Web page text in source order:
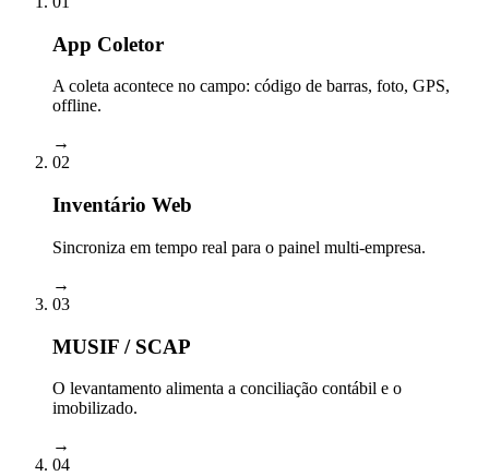
App Coletor
A coleta acontece no campo: código de barras, foto, GPS,
offline.
→
02
Inventário Web
Sincroniza em tempo real para o painel multi-empresa.
→
03
MUSIF / SCAP
O levantamento alimenta a conciliação contábil e o
imobilizado.
→
04